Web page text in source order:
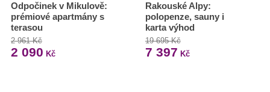
Odpočinek v Mikulově:
prémiové apartmány s
terasou
2 961 Kč
2 090 Kč
Rakouské Alpy:
polopenze, sauny i
karta výhod
19 695 Kč
7 397 Kč